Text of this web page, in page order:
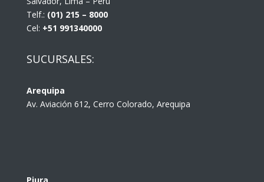
Telf.: (01) 215 – 8000
Cel: +51 991340000
SUCURSALES:
Arequipa
Av. Aviación 612, Cerro Colorado, Arequipa